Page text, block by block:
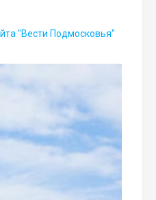
"Вести Подмосковья"